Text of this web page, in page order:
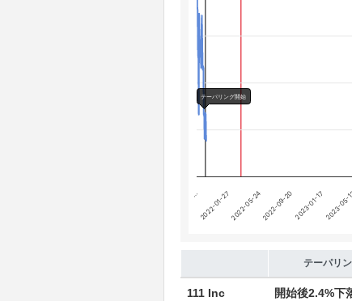
Chart annotations summary
テーパリング開始
テーパリング開始
… 2022-01-272022-05-242022-09-20 2023-01-17 2023-
テーパリ
111 Inc 開始後2.4%下